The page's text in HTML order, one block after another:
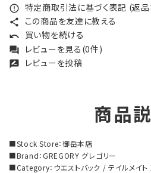
error_outline 特定商取引法に基づく表記 (返
share この商品を友達に教える
undo 買い物を続ける
forum レビューを見る(0件)
rate_review レビューを投稿
商品
■Stock Store：御岳本店
■Brand：GREGORY グレゴリー
■Category：ウエストバック / テイルメイト